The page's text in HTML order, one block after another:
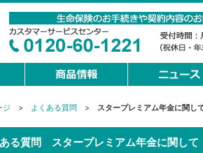
ジ > よくある質問> スタープレミアム年金に関し
る質問 スタープレミアム年金に関して